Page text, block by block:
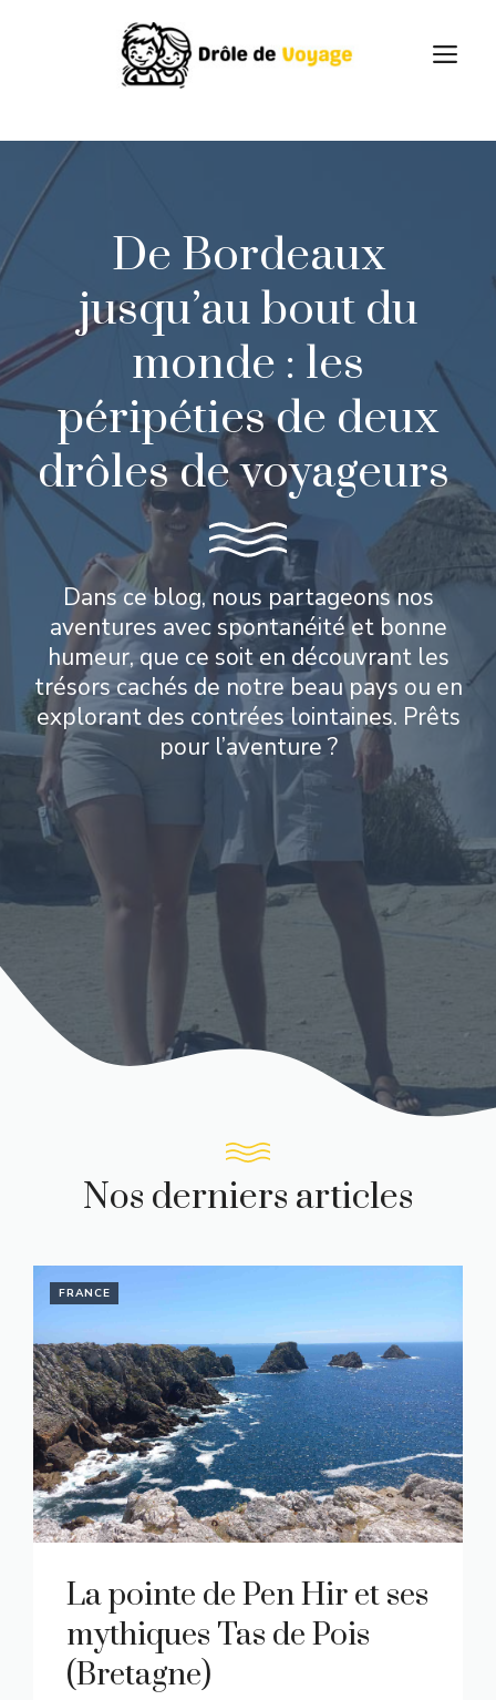
De Bordeaux
jusqu’au bout du
monde : les
péripéties de deux
drôles de voyageurs
Dans ce blog, nous partageons nos
aventures avec spontanéité et bonne
humeur, que ce soit en découvrant les
trésors cachés de notre beau pays ou en
explorant des contrées lointaines. Prêts
pour l’aventure ?
Nos derniers articles
FRANCE
La pointe de Pen Hir et ses
mythiques Tas de Pois
(Bretagne)